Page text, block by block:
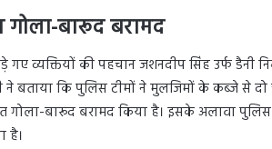
बारूद बरामद
गए व्यक्तियों की पहचान जशनदीप सिंह उर्फ
ने बताया कि पुलिस टीमों ने मुलजिमों के कब्जे से
गोला-बारूद बरामद किया है। इसके अलावा
है।